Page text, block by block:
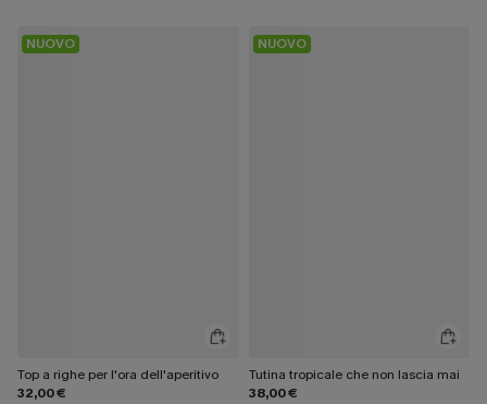
NUOVO
Top a righe per l'ora dell'aperitivo
32,00 €
NUOVO
Tutina tropicale che non lascia mai
38,00 €